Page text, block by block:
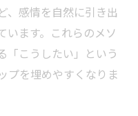
、感情を自然に引き出
います。これらのメソ
「こうしたい」という
プを埋めやすくなりま